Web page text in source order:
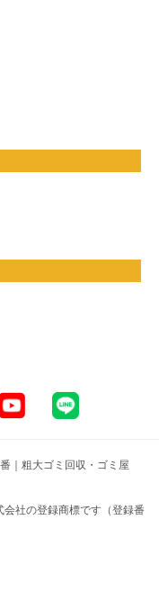
｜粗大ゴミ回収・ゴミ屋
会社の登録商標です（登録番